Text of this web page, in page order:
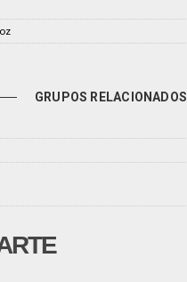
GRUPOS RELACIONADOS